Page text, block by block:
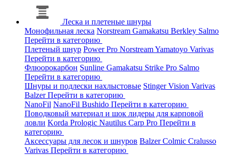
Леска и плетеные шнуры
Монофильная леска Norstream Gamakatsu Berkley Salmo
Перейти в категорию
Плетеный шнур Power Pro NorstreamYamatoyo Varivas
Перейти в категорию
Флюорокарбон Sunline Gamakatsu Strike Pro Salmo
Перейти в категорию
Шнуры и подлески нахлыстовые StingerVision Varivas
BalzerПерейти в категорию
NanoFil NanoFil Bushido Перейти в категорию
Поводковый материал и шок лидеры для карповой
ловли Korda Prologic Nautilus Carp Pro Перейти в
категорию
Аксессуары для лесок и шнуров BalzerColmic Cralusso
Varivas Перейти в категорию